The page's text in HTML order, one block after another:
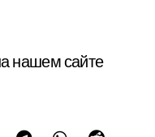
нашем сайте